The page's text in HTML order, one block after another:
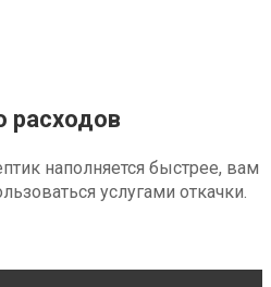
расходов
наполняется быстрее, вам
услугами откачки.